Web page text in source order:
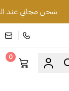
شحن مجاني عند الطلب بـ 390
0